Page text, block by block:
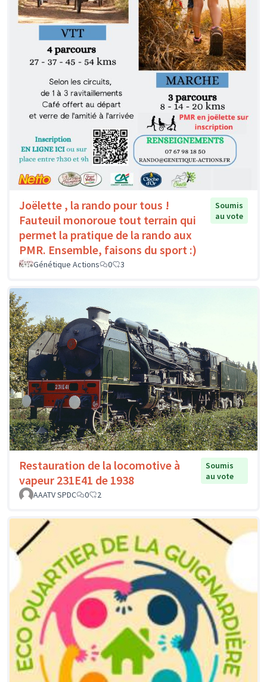
Joëlette , la rando pour tous !
Fauteuil monoroue tout terrain qui
permet la pratique de la rando aux
PMR. Ensemble, faisons du sport :)
Soumis
au vote
Génétique Actions 0 3
Restauration de la locomotive à
vapeur 231E41 de 1938
Soumis
au vote
AAATV SPDC
0 2